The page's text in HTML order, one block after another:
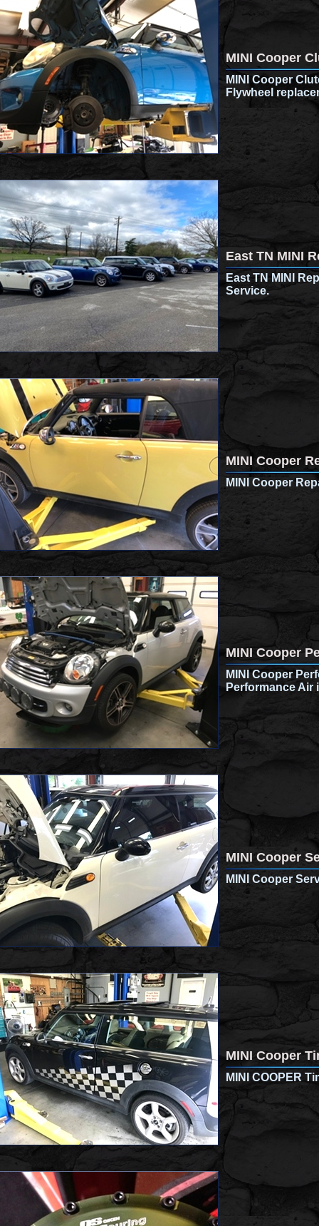
MINI Cooper
MINI Cooper
Flywheel
East TN MINI
East TN MINI
Service.
MINI Cooper
MINI Cooper
MINI Cooper
MINI Cooper
Performance
MINI Cooper
MINI Cooper
MINI Cooper
MINI COOPER